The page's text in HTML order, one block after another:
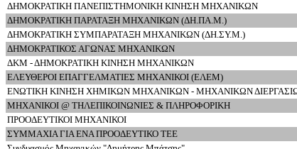
ΔΗΜΟΚΡΑΤΙΚΗ ΠΑΝΕΠΙΣΤΗΜΟΝΙΚΗ ΚΙΝΗΣΗ ΜΗΧΑΝΙΚΩΝ
ΔΗΜΟΚΡΑΤΙΚΗ ΠΑΡΑΤΑΞΗ ΜΗΧΑΝΙΚΩΝ (ΔΗ.ΠΑ.Μ.)
ΔΗΜΟΚΡΑΤΙΚΗ ΣΥΜΠΑΡΑΤΑΞΗ ΜΗΧΑΝΙΚΩΝ (ΔΗ.ΣΥ.Μ.)
ΔΗΜΟΚΡΑΤΙΚΟΣ ΑΓΩΝΑΣ ΜΗΧΑΝΙΚΩΝ
ΔΚΜ - ΔΗΜΟΚΡΑΤΙΚΗ ΚΙΝΗΣΗ ΜΗΧΑΝΙΚΩΝ
ΕΛΕΥΘΕΡΟΙ ΕΠΑΓΓΕΛΜΑΤΙΕΣ ΜΗΧΑΝΙΚΟΙ (ΕΛΕΜ)
ΕΝΩΤΙΚΗ ΚΙΝΗΣΗ ΧΗΜΙΚΩΝ ΜΗΧΑΝΙΚΩΝ - ΜΗΧΑΝΙΚΩΝ
ΜΗΧΑΝΙΚΟΙ @ ΤΗΛΕΠΙΚΟΙΝΩΝΙΕΣ & ΠΛΗΡΟΦΟΡΙΚΗ
ΠΡΟΟΔΕΥΤΙΚΟΙ ΜΗΧΑΝΙΚΟΙ
ΣΥΜΜΑΧΙΑ ΓΙΑ ΕΝΑ ΠΡΟΟΔΕΥΤΙΚΟ ΤΕΕ